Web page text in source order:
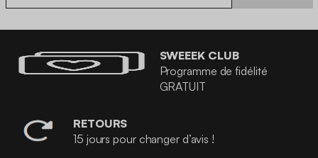
SWEEEK CLUB
Programme de fidélité
GRATUIT
RETOURS
15 jours pour changer d’avis !